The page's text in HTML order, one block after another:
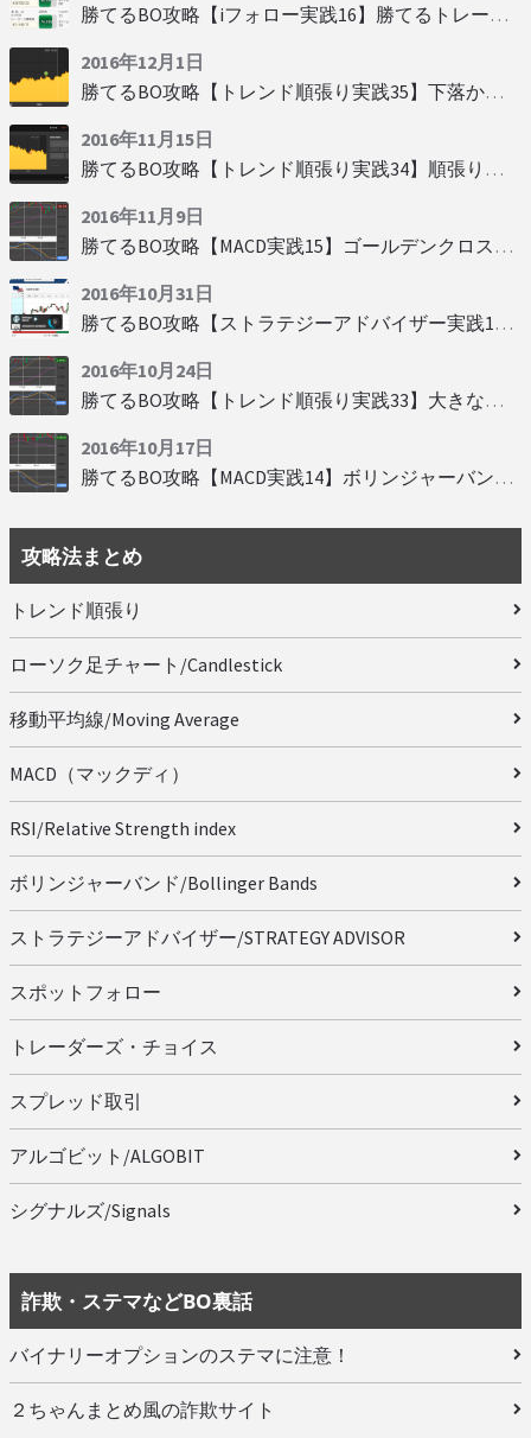
勝てるBO攻略【iフォロー実践16】勝てるトレーダーを見抜く
2016年12月1日
勝てるBO攻略【トレンド順張り実践35】下落からの反発を見極める
2016年11月15日
勝てるBO攻略【トレンド順張り実践34】順張りに適した変動
2016年11月9日
勝てるBO攻略【MACD実践15】ゴールデンクロスで勝つ
2016年10月31日
勝てるBO攻略【ストラテジーアドバイザー実践19】慌てず自動分析
2016年10月24日
勝てるBO攻略【トレンド順張り実践33】大きな変動にすべり込み
2016年10月17日
勝てるBO攻略【MACD実践14】ボリンジャーバンドとともに相場を読む
攻略法まとめ
トレンド順張り
ローソク足チャート/Candlestick
移動平均線/Moving Average
MACD（マックディ）
RSI/Relative Strength index
ボリンジャーバンド/Bollinger Bands
ストラテジーアドバイザー/STRATEGY ADVISOR
スポットフォロー
トレーダーズ・チョイス
スプレッド取引
アルゴビット/ALGOBIT
シグナルズ/Signals
詐欺・ステマなどBO裏話
バイナリーオプションのステマに注意！
２ちゃんまとめ風の詐欺サイト